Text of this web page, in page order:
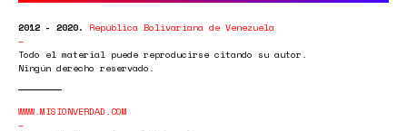
2012 - 2020. República Bolivariana de Venezuela
Todo el material puede reproducirse citando su autor.
Ningún derecho reservado.
WWW.MISIONVERDAD.COM